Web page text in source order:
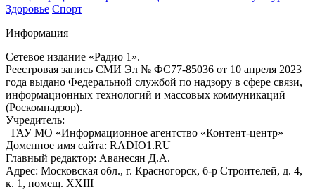
Здоровье Спорт
Информация
Сетевое издание «Радио 1».
Реестровая запись СМИ Эл № ФС77-85036 от 10 апреля 2023
года выдано Федеральной службой по надзору в сфере связи,
информационных технологий и массовых коммуникаций
(Роскомнадзор).
Учредитель:
ГАУ МО «Информационное агентство «Контент-центр»
Доменное имя сайта: RADIO1.RU
Главный редактор: Аванесян Д.А.
Адрес: Московская обл., г. Красногорск, б-р Строителей, д. 4,
к. 1, помещ. XXIII